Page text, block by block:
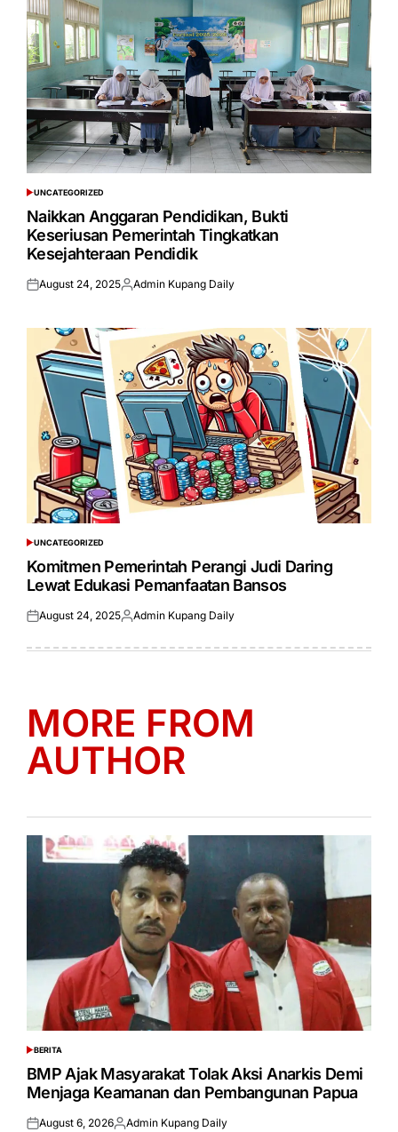
POSTED
IN
UNCATEGORIZED
Naikkan Anggaran Pendidikan, Bukti
Keseriusan Pemerintah Tingkatkan
Kesejahteraan Pendidik
Posted
August 24, 2025Posted
Admin Kupang Daily
POSTED
IN
UNCATEGORIZED
Komitmen Pemerintah Perangi Judi Daring
Lewat Edukasi Pemanfaatan Bansos
Posted
August 24, 2025Posted
Admin Kupang Daily
MORE FROM
AUTHOR
POSTED
IN
BERITA
BMP Ajak Masyarakat Tolak Aksi Anarkis Demi
Menjaga Keamanan dan Pembangunan Papua
August 6, 2026 Admin Kupang Daily